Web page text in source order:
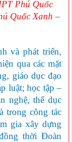
Phú Quốc
Quốc Xanh –
phát triển,
qua các mặt
giáo dục đạo
luật; học tập –
nghệ, thể dục
trong công tác
gia xây dựng
thời Đoàn